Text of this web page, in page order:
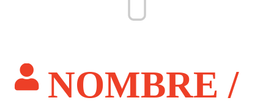
NOMBRE /